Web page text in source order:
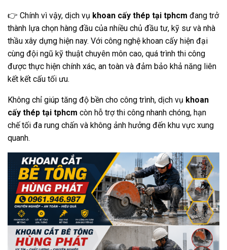
👉 Chính vì vậy, dịch vụ khoan cấy thép tại tphcm đang trở
thành lựa chọn hàng đầu của nhiều chủ đầu tư, kỹ sư và nhà
thầu xây dựng hiện nay. Với công nghệ khoan cấy hiện đại
cùng đội ngũ kỹ thuật chuyên môn cao, quá trình thi công
được thực hiện chính xác, an toàn và đảm bảo khả năng liên
kết kết cấu tối ưu.
Không chỉ giúp tăng độ bền cho công trình, dịch vụ khoan
cấy thép tại tphcm còn hỗ trợ thi công nhanh chóng, hạn
chế tối đa rung chấn và không ảnh hưởng đến khu vực xung
quanh.